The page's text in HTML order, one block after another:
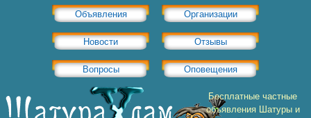
Объявления Организации
Новости Отзывы
Вопросы Оповещения
Бесплатные частные
объявления Шатуры и